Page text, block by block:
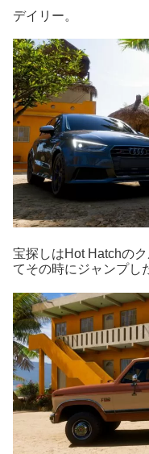
デイリー。
宝探しはHot Hatchの
てその時にジャンプし